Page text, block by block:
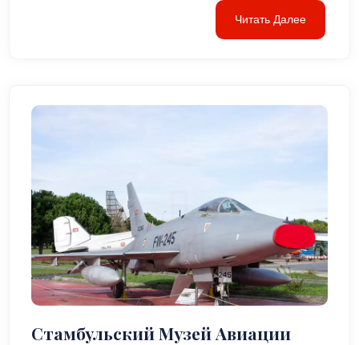
Читать Далее
Стамбульский Музей Авиации